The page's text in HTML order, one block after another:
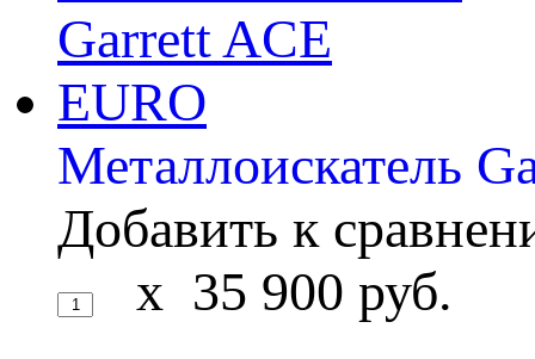
Металлоискатель
Добавить к
x 35 900 руб.